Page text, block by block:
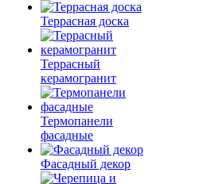
Террасная доска
Террасный
керамогранит
Термопанели
фасадные
Фасадный декор